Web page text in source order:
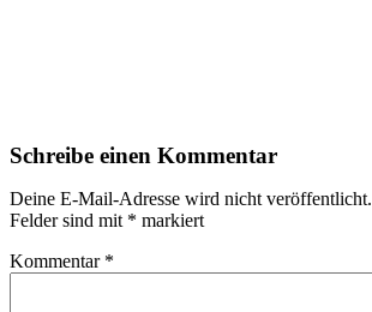
Schreibe einen Kommentar
Deine E-Mail-Adresse wird nicht veröffentlicht.
Felder sind mit * markiert
Kommentar *